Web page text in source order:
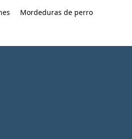
Mordeduras de perro